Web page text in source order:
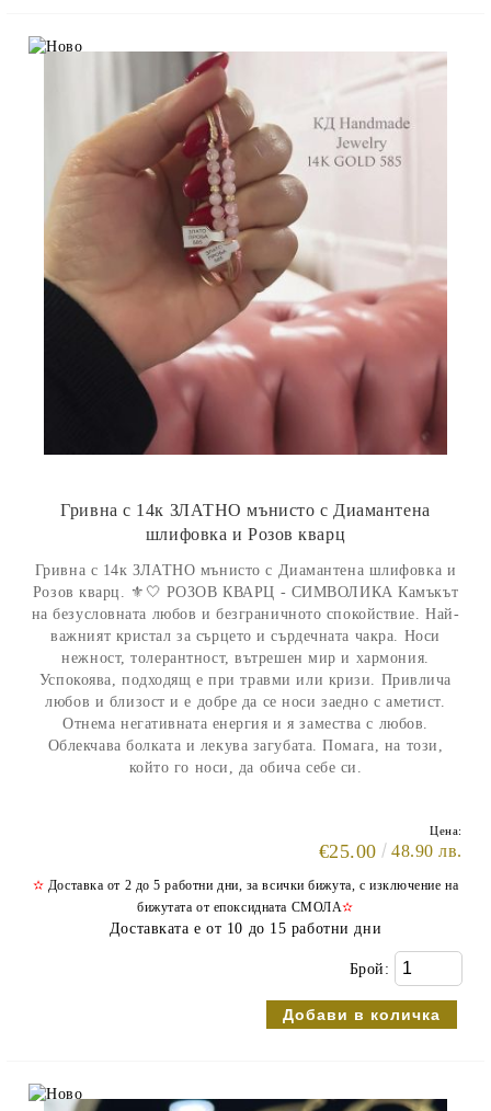
Гривнa с 14к ЗЛАТНО мънисто с Диамантена
шлифовка и Розов кварц
Гривнa с 14к ЗЛАТНО мънисто с Диамантена шлифовка и
Розов кварц. ⚜️🤍 РОЗОВ КВАРЦ - СИМВОЛИКА Камъкът
на безусловната любов и безграничното спокойствие. Най-
важният кристал за сърцето и сърдечната чакра. Носи
нежност, толерантност, вътрешен мир и хармония.
Успокоява, подходящ е при травми или кризи. Привлича
любов и близост и е добре да се носи заедно с аметист.
Отнема негативната енергия и я замества с любов.
Облекчава болката и лекува загубата. Помага, на този,
който го носи, да обича себе си.
Цена:
€25.00 48.90 лв.
✫ Доставка от 2 до 5 работни дни, за всички бижута, с изключение на
бижутата от епоксидната СМОЛА✫
Доставката е от 10 до 15 работни дни
Брой: